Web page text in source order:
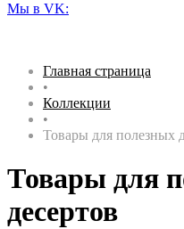
Мы в VK:
Главная страница
•
Коллекции
•
Товары для полезных
Товары для
десертов